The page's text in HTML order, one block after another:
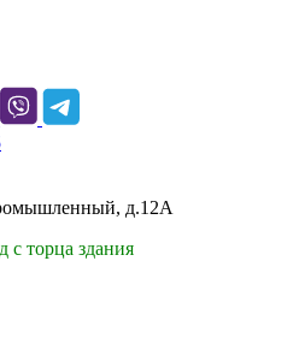
д.12А
торца здания